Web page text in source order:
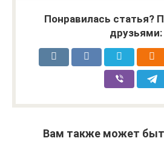
Понравилась статья?
друзьями:
Вам также может